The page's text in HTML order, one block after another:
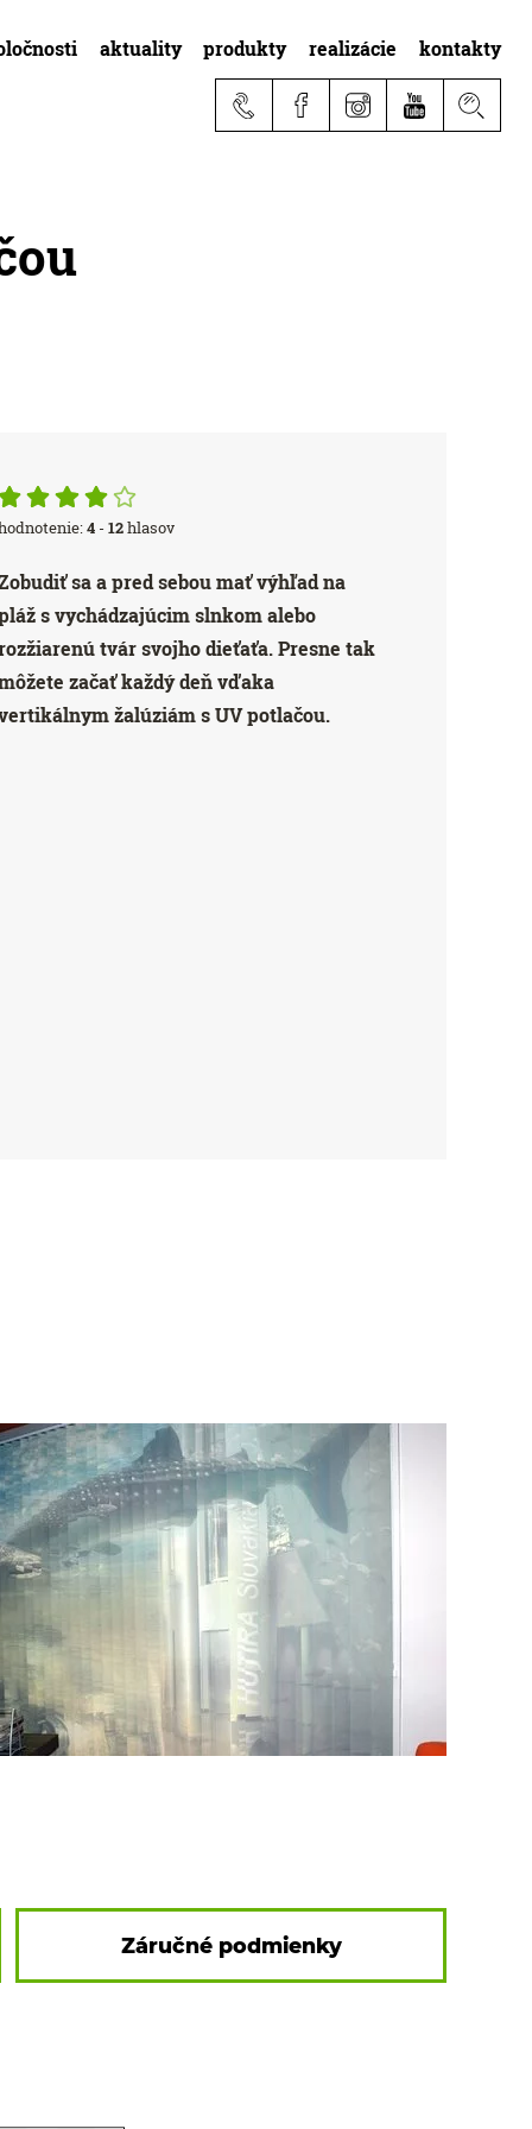
aktuality produkty realizácie kontakty
4- 12hlasov
sa a pred sebou mať výhľad na
s vychádzajúcim slnkom alebo
tvár svojho dieťaťa. Presne tak
začať každý deň vďaka
žalúziám s UV potlačou.
Záručné podmienky